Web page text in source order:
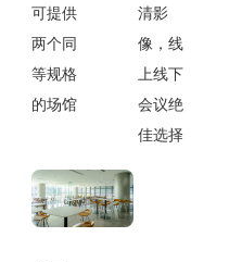
可提供
两个同
等规格
的场馆
清影
像，线
上线下
会议绝
佳选择